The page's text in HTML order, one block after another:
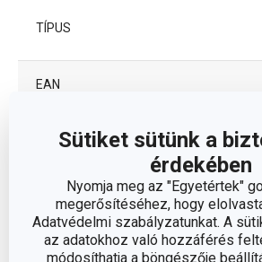
Sütiket sütünk a
érdekében
Nyomja meg az "Egyetértek"
megerősítéséhez, hogy
Adatvédelmi szabályzatunkat. A
az adatokhoz való hozzáférés
módosíthatja a böngészője
TÍPUS
EAN
A GARANCIÁLIS IDŐSZAK
(ÉVEKBEN)
Csomag
DARAB / KÉSZLET